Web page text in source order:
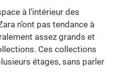
à l’intérieur des
n’ont pas tendance à
assez grands et
Ces collections
étages, sans parler